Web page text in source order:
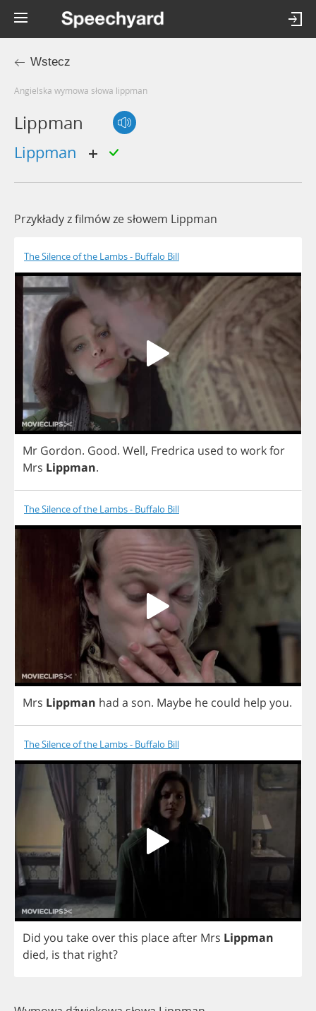
Wstecz
Angielska wymowa słowa lippman
Lippman
Lippman
Przykłady z filmów ze słowem Lippman
The Silence of the Lambs - Buffalo Bill
Mr Gordon. Good. Well, Fredrica used to workfor
Mrs Lippman.
The Silence of the Lambs - Buffalo Bill
Mrs Lippman had a son. Maybe he could help you.
The Silence of the Lambs - Buffalo Bill
Did you take overthis placeafter Mrs Lippman
died, is that right?